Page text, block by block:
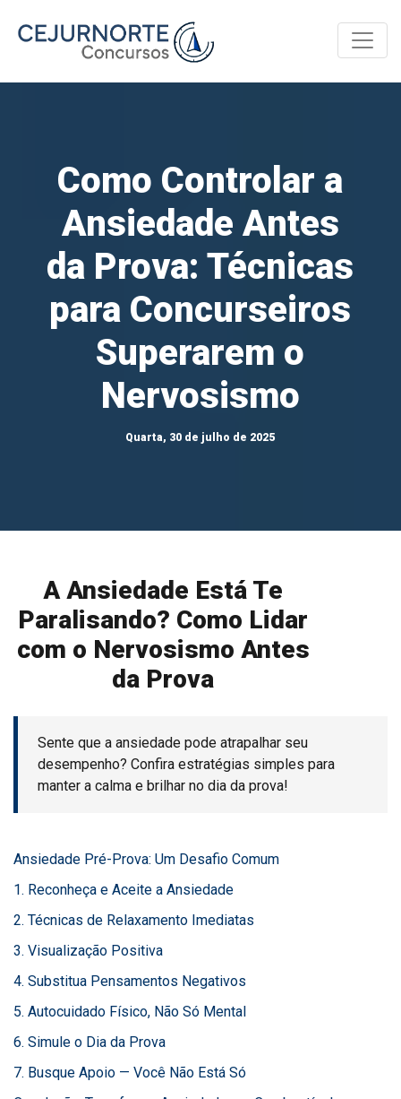
Como Controlar a
Ansiedade Antes
da Prova: Técnicas
para Concurseiros
Superarem o
Nervosismo
Quarta, 30 de julho de 2025
A Ansiedade Está Te
Paralisando? Como Lidar
com o Nervosismo Antes
da Prova
Sente que a ansiedade pode atrapalhar seu
desempenho? Confira estratégias simples para
manter a calma e brilhar no dia da prova!
Ansiedade Pré-Prova: Um Desafio Comum
1. Reconheça e Aceite a Ansiedade
2. Técnicas de Relaxamento Imediatas
3. Visualização Positiva
4. Substitua Pensamentos Negativos
5. Autocuidado Físico, Não Só Mental
6. Simule o Dia da Prova
7. Busque Apoio — Você Não Está Só